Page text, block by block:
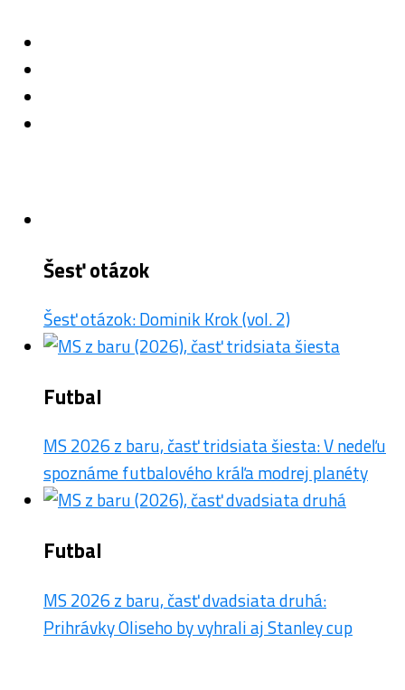
Šesť otázok
Šesť otázok: Dominik Krok (vol. 2)
Futbal
MS 2026 z baru, časť tridsiata šiesta: V nedeľu
spoznáme futbalového kráľa modrej planéty
Futbal
MS 2026 z baru, časť dvadsiata druhá:
Prihrávky Oliseho by vyhrali aj Stanley cup